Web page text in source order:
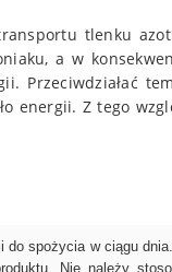
tlenku
a w
Przeciwdziałać
energii. Z tego